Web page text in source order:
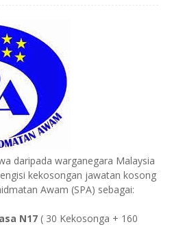
daripada warganegara Malaysia
kekosongan jawatan kosong
Awam (SPA) sebagai:
N17 ( 30 Kekosonga + 160